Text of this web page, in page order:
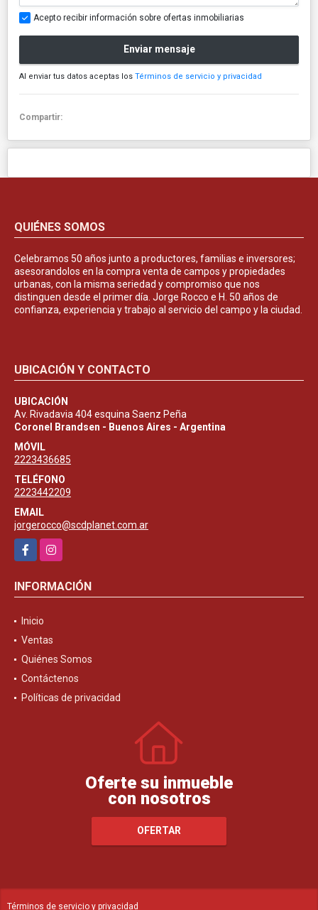
Acepto recibir información sobre ofertas inmobiliarias
Enviar mensaje
Al enviar tus datos aceptas los Términos de servicio y privacidad
Compartir:
QUIÉNES SOMOS
Celebramos 50 años junto a productores, familias e inversores;
asesorandolos en la compra venta de campos y propiedades
urbanas, con la misma seriedad y compromiso que nos
distinguen desde el primer día. Jorge Rocco e H. 50 años de
confianza, experiencia y trabajo al servicio del campo y la ciudad.
UBICACIÓN Y CONTACTO
UBICACIÓN
Av. Rivadavia 404 esquina Saenz Peña
Coronel Brandsen - Buenos Aires - Argentina
MÓVIL
2223436685
TELÉFONO
2223442209
EMAIL
jorgerocco@scdplanet.com.ar
FacebookInstagram
INFORMACIÓN
Inicio
Ventas
Quiénes Somos
Contáctenos
Políticas de privacidad
Oferte su inmueble
con nosotros
OFERTAR
Términos de servicio y privacidad